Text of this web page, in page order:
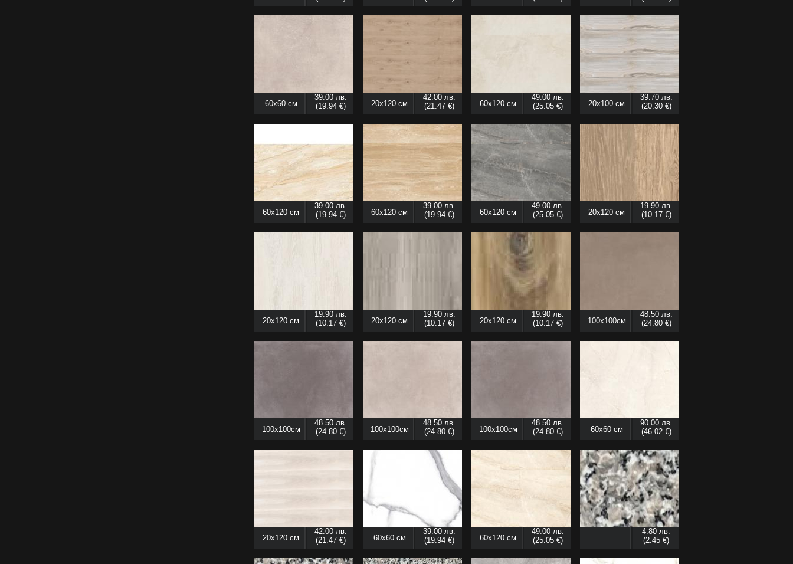
60x60 см
39.00 лв.
(19.94 €)
20x120 см
42.00 лв.
(21.47 €)
60x120 см
49.00 лв.
(25.05 €)
20x100 см
39.70 лв.
(20.30 €)
60x120 см
39.00 лв.
(19.94 €)
60x120 см
39.00 лв.
(19.94 €)
60x120 см
49.00 лв.
(25.05 €)
20x120 см
19.90 лв.
(10.17 €)
20x120 см
19.90 лв.
(10.17 €)
20x120 см
19.90 лв.
(10.17 €)
20x120 см
19.90 лв.
(10.17 €)
100x100см
48.50 лв.
(24.80 €)
100x100см
48.50 лв.
(24.80 €)
100x100см
48.50 лв.
(24.80 €)
100x100см
48.50 лв.
(24.80 €)
60x60 см
90.00 лв.
(46.02 €)
20x120 см
42.00 лв.
(21.47 €)
60x60 см
39.00 лв.
(19.94 €)
60x120 см
49.00 лв.
(25.05 €)
4.80 лв.
(2.45 €)